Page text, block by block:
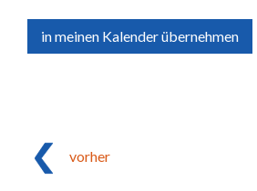
in meinen Kalender übernehmen
vorher